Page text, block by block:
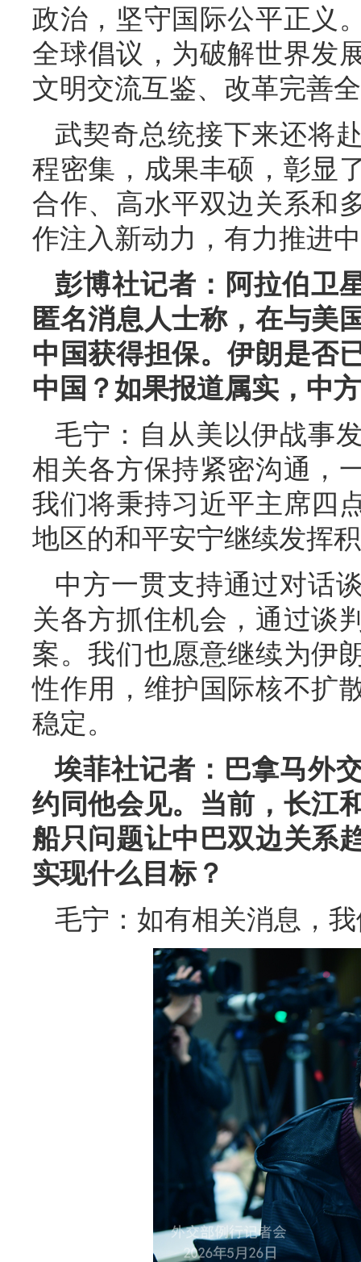
政治，坚守国际公平正义
全球倡议，为破解世界发
文明交流互鉴、改革完善
武契奇总统接下来还将
程密集，成果丰硕，彰显
合作、高水平双边关系和
作注入新动力，有力推进
彭博社记者：阿拉伯卫
匿名消息人士称，在与美
中国获得担保。伊朗是否
中国？如果报道属实，中
毛宁：自从美以伊战事
相关各方保持紧密沟通，
我们将秉持习近平主席四
地区的和平安宁继续发挥
中方一贯支持通过对话
关各方抓住机会，通过谈
案。我们也愿意继续为伊
性作用，维护国际核不扩
稳定。
埃菲社记者：巴拿马外
约同他会见。当前，长江
船只问题让中巴双边关系
实现什么目标？
毛宁：如有相关消息，